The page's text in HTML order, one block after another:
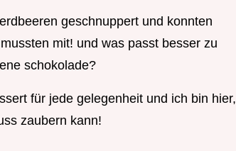
geschnuppert und konnten
mit! und was passt besser zu
schokolade?
für jede gelegenheit und ich bin hier,
zaubern kann!